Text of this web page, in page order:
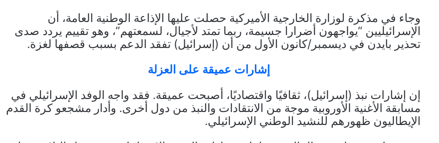
وجاء في مذكرة لوزارة الخارجية الأميركية حصلت عليها الإذاعة الوطنية العامة، أن
الإسرائيليين “يواجهون أضرارا جسيمة، ربما تمتد لأجيال، لسمعتهم”، وهو تقييم يردد صدى
تحذير بايدن في ديسمبر/كانون الأول من أن (إسرائيل) تفقد الدعم بسبب قصفها لغزة.
إشارات عميقة على العزلة
إن إشارات نبذ (إسرائيل)، ثقافيًا واقتصاديًا، أصبحت عميقة. فقد واجه الوفد الإسرائيلي في
مسابقة الأغنية الأوروبية موجة من الانتقادات والنبذ ​​من دول أخرى. وأدار مشجعو كرة القدم
الإيطاليون ظهورهم للنشيد الوطني الإسرائيلي.